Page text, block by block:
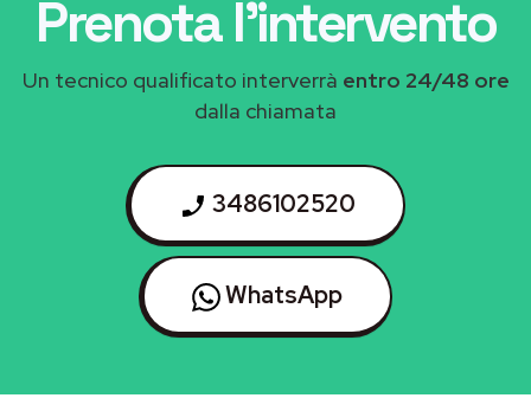
Prenota l'intervento
Un tecnico qualificato interverrà entro 24/48 ore
dalla chiamata
3486102520
WhatsApp